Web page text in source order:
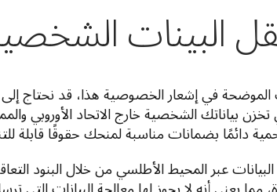
دائمًا بضمانات مناسبة لمنحك حقوقًا قابلة